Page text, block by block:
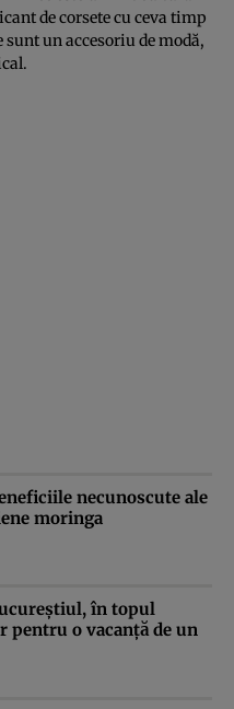
de corsete cu ceva timp
un accesoriu de modă,
necunoscute ale
moringa
în topul
pentru o vacanţă de un